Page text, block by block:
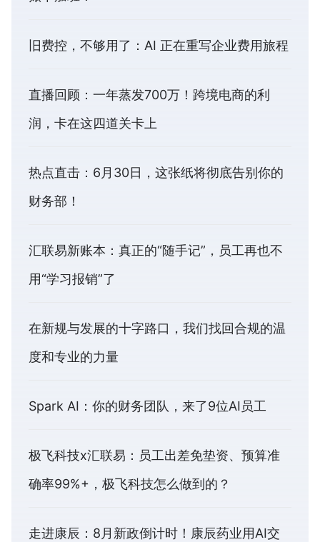
旧费控，不够用了：AI 正在重写企业费用旅程
直播回顾：一年蒸发700万！跨境电商的利
润，卡在这四道关卡上
热点直击：6月30日，这张纸将彻底告别你的
财务部！
汇联易新账本：真正的“随手记”，员工再也不
用“学习报销”了
在新规与发展的十字路口，我们找回合规的温
度和专业的力量
Spark AI：你的财务团队，来了9位AI员工
极飞科技x汇联易：员工出差免垫资、预算准
确率99%+，极飞科技怎么做到的？
走进康辰：8月新政倒计时！康辰药业用AI交